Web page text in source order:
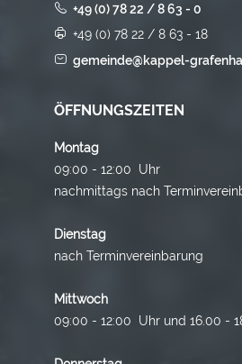
+49 (0) 78 22 / 8 63 - 0
+49 (0) 78 22 / 8 63 - 18
gemeinde@kappel-
ÖFFNUNGSZEITEN
Montag
09:00 - 12:00 Uhr
nachmittags nach
Dienstag
nach Terminvereinbarung
Mittwoch
09:00 - 12:00 Uhr und 16.00 -